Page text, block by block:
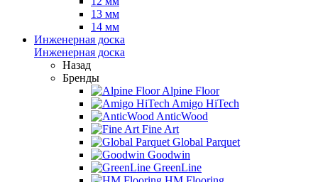
13 мм
14 мм
Инженерная доска
Инженерная доска
Назад
Бренды
Alpine Floor
Amigo HiTech
AnticWood
Fine Art
Global Parquet
Goodwin
GreenLine